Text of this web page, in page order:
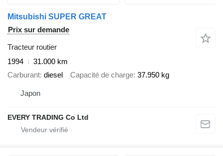
Mitsubishi SUPER GREAT
Prix sur demande
Tracteur routier
1994
31.000 km
Carburant diesel Capacité de charge 37.950 kg
Japon
EVERY TRADING Co Ltd